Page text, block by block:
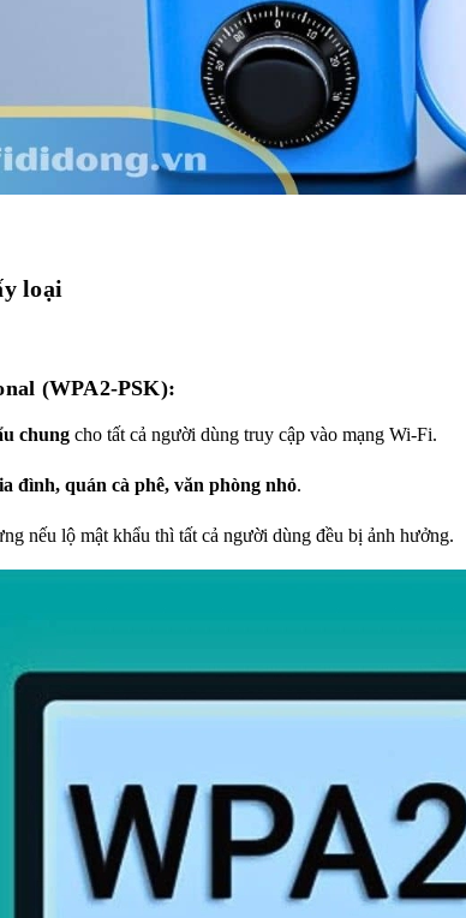
loại
(WPA2-PSK):
chung cho tất cả người dùng truy cập vào mạng Wi-Fi.
đình, quán cà phê, văn phòng nhỏ.
nếu lộ mật khẩu thì tất cả người dùng đều bị ảnh hưởng.